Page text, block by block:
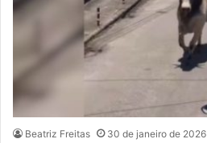
Beatriz Freitas 30 de janeiro de 2026